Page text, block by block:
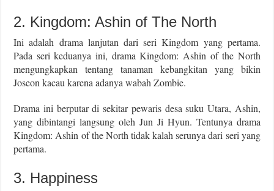
2. Kingdom: Ashin of The North
Ini adalah drama lanjutan dari seri Kingdom yang pertama.
Pada seri keduanya ini, drama Kingdom: Ashin of the North
mengungkapkan tentang tanaman kebangkitan yang bikin
Joseon kacau karena adanya wabah Zombie.
Drama ini berputar di sekitar pewaris desa suku Utara, Ashin,
yang dibintangi langsung oleh Jun Ji Hyun. Tentunya drama
Kingdom: Ashin of the North tidak kalah serunya dari seri yang
pertama.
3. Happiness